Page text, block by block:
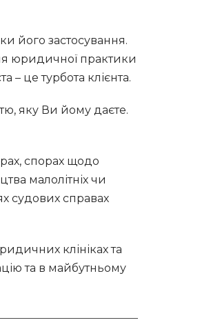
його застосування.
юридичної практики
– це турбота клієнта.
яку Ви йому даєте.
спорах щодо
малолітніх чи
судових справах
клініках та
та в майбутньому